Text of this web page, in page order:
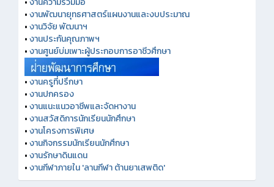
•งานพัฒนายุทธศาสตร์แผนงานและงบประมาณ
•งานวิจัย พัฒนาฯ
•งานประกันคุณภาพฯ
•งานศูนย์บ่มเพาะผู้ประกอบการอาชีวศึกษา
•งานครูที่ปรึกษา
•งานปกครอง
•งานแนะแนวอาชีพและจัดหางาน
•งานสวัสดิการนักเรียนนักศึกษา
•งานโครงการพิเศษ
•งานกิจกรรมนักเรียนนักศึกษา
•งานรักษาดินแดน
•งานกีฬาภายใน 'ลานกีฬา ต้านยาเสพติด'